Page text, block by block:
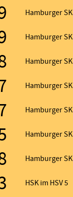
Hamburger
Hamburger
Hamburger
Hamburger
Hamburger
Hamburger
Hamburger
HSK im HSV 5